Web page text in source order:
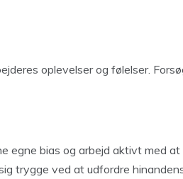
oplevelser og følelser.
egne bias og arbejd aktivt med at
trygge ved at udfordre